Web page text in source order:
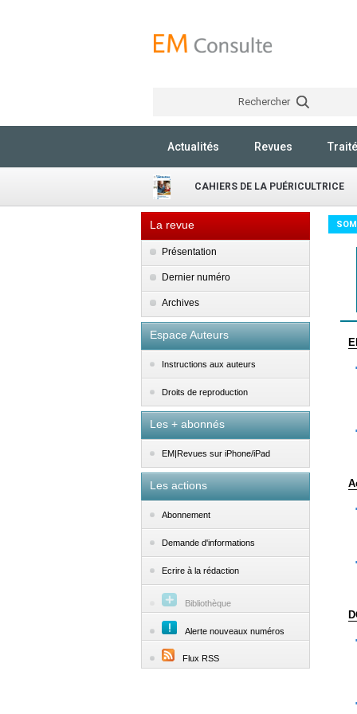
Rechercher
Actualités Revues
CAHIERS DE LA PUÉRICULTRICE
La revue
Présentation
Dernier numéro
Archives
Espace Auteurs
Instructions aux auteurs
Droits de reproduction
Les + abonnés
EM|Revues sur iPhone/iPad
Les actions
Abonnement
Demande d'informations
Ecrire à la rédaction
Bibliothèque
Alerte nouveaux numéros
Flux RSS